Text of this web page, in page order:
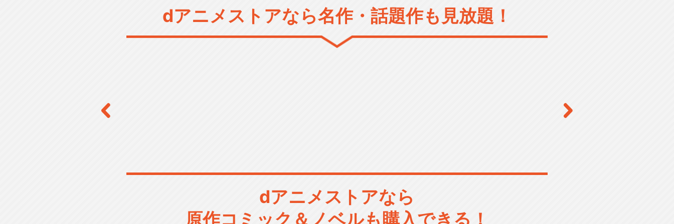
dアニメストアなら名作・話題作も見放題！
dアニメストアなら
原作コミック＆ノベルも購入できる！